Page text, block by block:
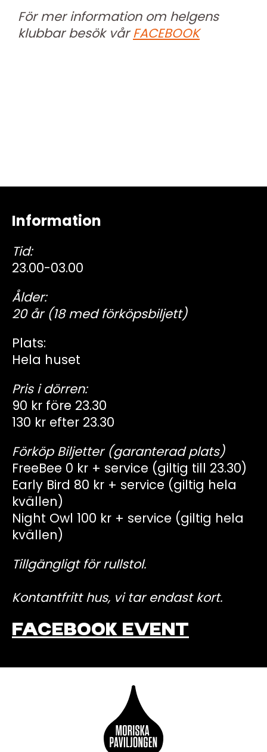
För mer information om helgens
klubbar besök vårFACEBOOK
Information
Tid:
23.00-03.00
Ålder:
20 år (18 med förköpsbiljett)
Plats:
Hela huset
Pris i dörren:
90 kr före 23.30
130 kr efter 23.30
Förköp Biljetter (garanterad plats)
FreeBee 0 kr + service (giltig till 23.30)
Early Bird 80 kr + service (giltig hela
kvällen)
Night Owl 100 kr + service (giltig hela
kvällen)
Tillgängligt för rullstol.
Kontantfritt hus, vi tar endast kort.
FACEBOOK EVENT